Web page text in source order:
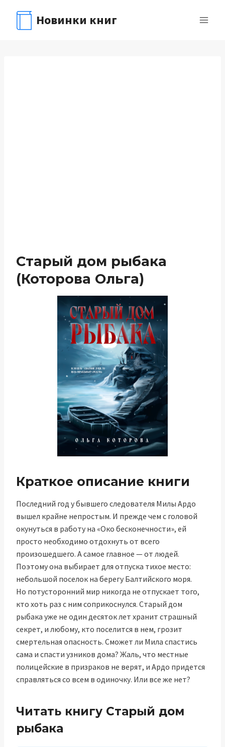
содержимому
Новинки книг
Старый дом рыбака
(Которова Ольга)
Краткое описание книги
Последний год у бывшего следователя Милы Ардо
вышел крайне непростым. И прежде чем с головой
окунуться в работу на «Око бесконечности», ей
просто необходимо отдохнуть от всего
произошедшего. А самое главное — от людей.
Поэтому она выбирает для отпуска тихое место:
небольшой поселок на берегу Балтийского моря.
Но потусторонний мир никогда не отпускает того,
кто хоть раз с ним соприкоснулся. Старый дом
рыбака уже не один десяток лет хранит страшный
секрет, и любому, кто поселится в нем, грозит
смертельная опасность. Сможет ли Мила спастись
сама и спасти узников дома? Жаль, что местные
полицейские в призраков не верят, и Ардо придется
справляться со всем в одиночку. Или все же нет?
Читать книгу Старый дом
рыбака